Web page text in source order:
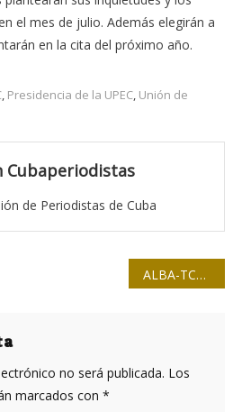
el mes de julio. Además elegirán a
en la cita del próximo año.
, Presidencia de la UPEC, Unión de
Cubaperiodistas
de Periodistas de Cuba
ALBA-TCP, el camino es el de la integración
no será publicada. Los
marcados con *